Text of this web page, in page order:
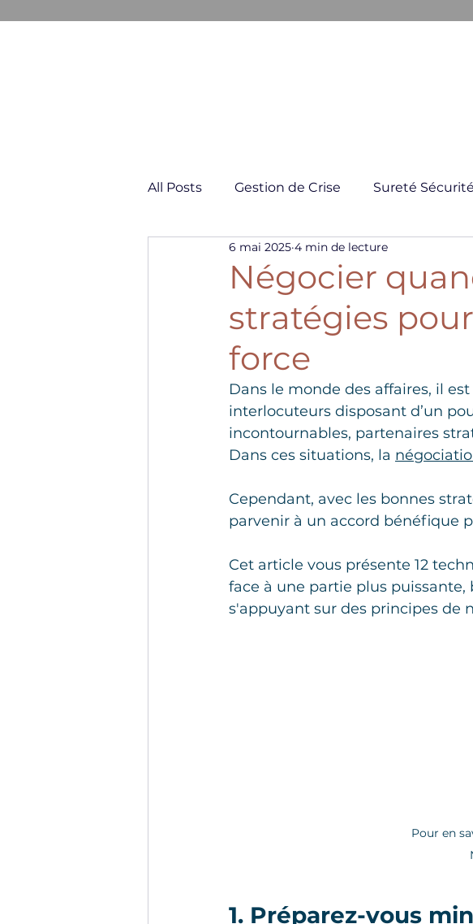
All Posts Gestion de Crise Sureté Sécurité
Négociation & Conflit
Négocier
stratégies
force
6 mai 2025 4 min de lecture
Dans le monde des affaires, il
interlocuteurs disposant d’un
incontournables, partenaires
Dans ces situations, la
Cependant, avec les bonnes
parvenir à un accord bénéfique
Cet article vous présente 12
face à une partie plus
s'appuyant sur des principes de
Pour en
1. Préparez-vous